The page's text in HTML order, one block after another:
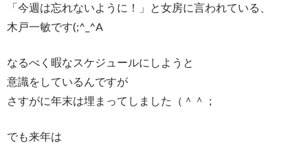
「今週は忘れないように！」と女房に言われている、
木戸一敏です(;^_^A
なるべく暇なスケジュールにしようと
意識をしているんですが
さすがに年末は埋まってしました（＾＾；
でも来年は